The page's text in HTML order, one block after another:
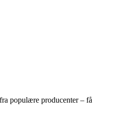
populære producenter – få